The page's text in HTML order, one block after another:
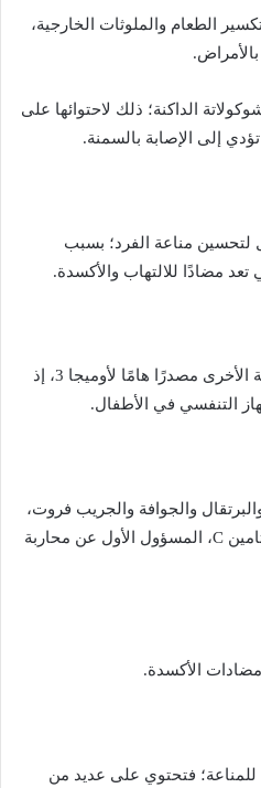
الطعام والملوثات الخارجية،
الداكنة؛ ذلك لاحتوائها على
إلى الإصابة بالسمنة.
لتحسين مناعة الفرد؛ بسبب
تعد مضادًا للالتهاب والأكسدة.
يعد سمك التونة والأسماك الزيتية الأخرى مصدرًا هامًا لأوميجا 3، إذ
التنفسي في الأطفال.
والجوافة والجريب فروت،
باحتوائها على نسبة عالية من فيتامين C، المسؤول الأول عن محاربة
للمناعة؛ فتحتوي على عديد من